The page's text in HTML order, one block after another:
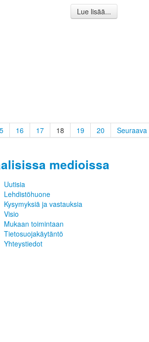
Lue lisää...
16 17 18 19 20 Seuraava
medioissa
Uutisia
Lehdistöhuone
Kysymyksiä ja vastauksia
Visio
Mukaan toimintaan
Tietosuojakäytäntö
Yhteystiedot